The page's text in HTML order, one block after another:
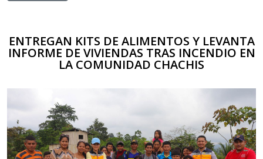
ENTREGAN KITS DE ALIMENTOS Y LEVANTA
INFORME DE VIVIENDAS TRAS INCENDIO EN
LA COMUNIDAD CHACHIS